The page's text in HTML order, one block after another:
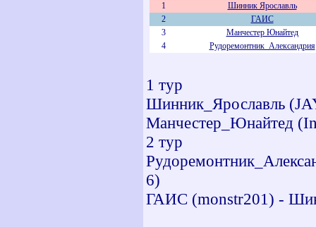
1
Шинник Ярославль
2
ГАИС
3
Манчестер Юнайтед
4
Рудоремонтник_Александрия
1 тур
Шинник_Ярославль
Манчестер_Юнайтед
2 тур
6)
ГАИС (monstr201) -